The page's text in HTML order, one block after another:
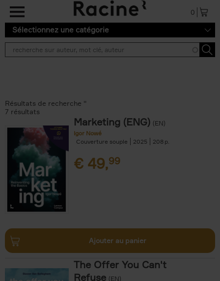
Aller au contenu principal
0
Sélectionnez une catégorie
Résultats de recherche ''
7 résultats
Marketing (ENG) (EN)
Igor Nowé
Couverture souple
2025 208
€ 49,99
Ajouter au panier
The Offer You Can't
Refuse (EN)